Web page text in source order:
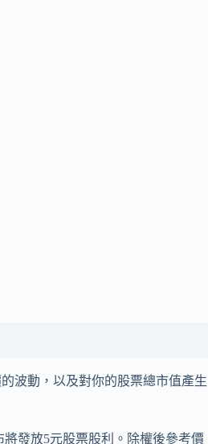
波動，以及對你的股票總市值產生
發放5元股票股利。除權後參考價